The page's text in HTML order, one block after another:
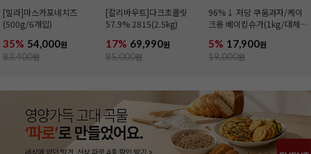
[밀라]마스카포네치즈
(500g/6개입)
35% 54,000원
83,400원
[칼리바우트]다크초콜릿
57.9% 2815(2.5kg)
17% 69,990원
85,000원
96%↓ 저당 쿠움과자/케이
크용 베이킹슈가(1kg/대체
5% 17,900원
19,000원